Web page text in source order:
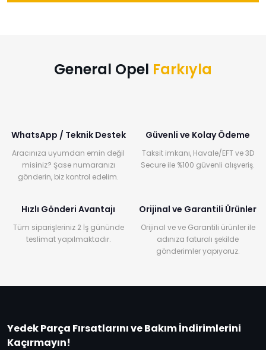
General Opel Farkıyla
WhatsApp / Teknik Destek
Aracınıza uyumdan emin değil
misiniz? Şase numaranızı
gönderin, biz kontrol edelim.
Güvenli ve Kolay Ödeme
Taksit imkanı, Havale/EFT ve 3D
Secure ile %100 güvenli alışveriş.
Hızlı Gönderi Avantajı
Tüm siparişleriniz 2 İş gününde
teslimat yapılmaktadır.
Orijinal ve Garantili Ürünler
Orijinal ve ve Garantili ürünler ile
adınıza faturalı şekilde
gönderimler yapıyoruz.
Yedek Parça Fırsatlarını ve Bakım İndirimlerini
Kaçırmayın!